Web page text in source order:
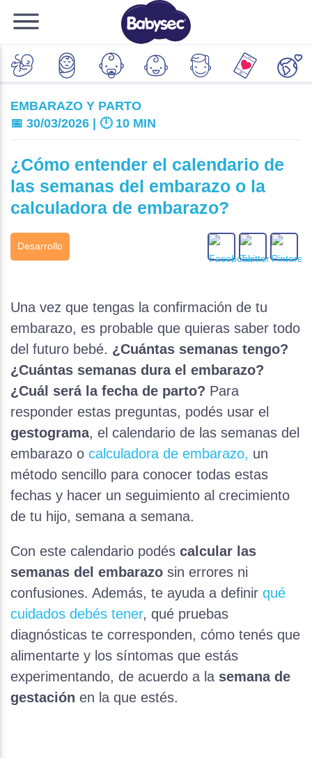
EMBARAZO Y PARTO
📅 30/03/2026 | 🕛 10 MIN
¿Cómo entender el calendario de
las semanas del embarazo o la
calculadora de embarazo?
Desarrollo
Una vez que tengas la confirmación de tu
embarazo, es probable que quieras saber todo
del futuro bebé. ¿Cuántas semanas tengo?
¿Cuántas semanas dura el embarazo?
¿Cuál será la fecha de parto? Para
responder estas preguntas, podés usar el
gestograma, el calendario de las semanas del
embarazo o calculadora de embarazo, un
método sencillo para conocer todas estas
fechas y hacer un seguimiento al crecimiento
de tu hijo, semana a semana.
Con este calendario podés calcular las
semanas del embarazo sin errores ni
confusiones. Además, te ayuda a definir qué
cuidados debés tener, qué pruebas
diagnósticas te corresponden, cómo tenés que
alimentarte y los síntomas que estás
experimentando, de acuerdo a la semana de
gestación en la que estés.